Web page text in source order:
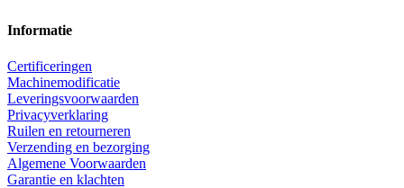
Informatie
Certificeringen
Machinemodificatie
Leveringsvoorwaarden
Privacyverklaring
Ruilen en retourneren
Verzending en bezorging
Algemene Voorwaarden
Garantie en klachten